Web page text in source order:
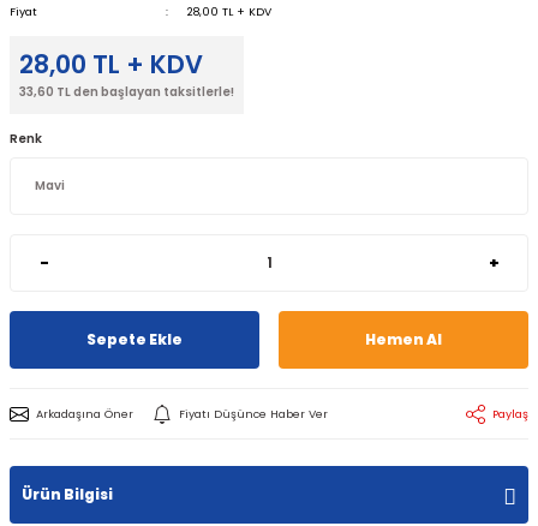
Fiyat
28,00 TL + KDV
28,00 TL + KDV
33,60 TL den başlayan taksitlerle!
Renk
- +
Sepete Ekle Hemen Al
Arkadaşına Öner Fiyatı Düşünce Haber Ver Paylaş
Ürün Bilgisi